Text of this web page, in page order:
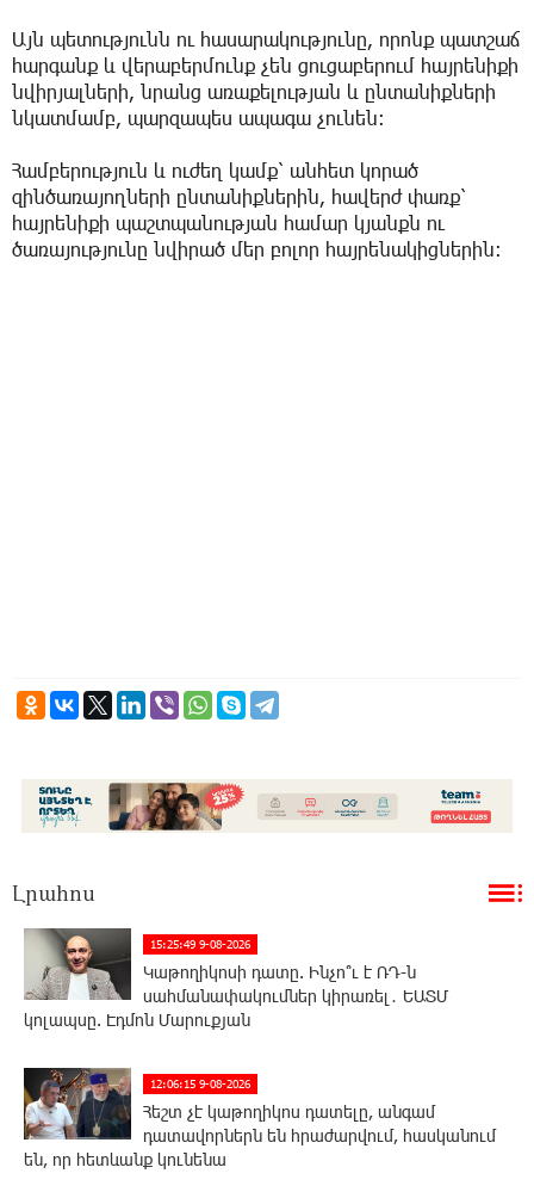
Այն պետությունն ու հասարակությունը, որոնք պատշաճ
հարգանք և վերաբերմունք չեն ցուցաբերում հայրենիքի
նվիրյալների, նրանց առաքելության և ընտանիքների
նկատմամբ, պարզապես ապագա չունեն։
Համբերություն և ուժեղ կամք՝ անհետ կորած
զինծառայողների ընտանիքներին, հավերժ փառք՝
հայրենիքի պաշտպանության համար կյանքն ու
ծառայությունը նվիրած մեր բոլոր հայրենակիցներին։
Լրահոս
15:25:49 9-08-2026
Կաթողիկոսի դատը. Ինչո՞ւ է ՌԴ-ն
սահմանափակումներ կիրառել․ ԵԱՏՄ
կոլապսը. Էդմոն Մարուքյան
12:06:15 9-08-2026
Հեշտ չէ կաթողիկոս դատելը, անգամ
դատավորներն են հրաժարվում, հասկանում
են, որ հետևանք կունենա